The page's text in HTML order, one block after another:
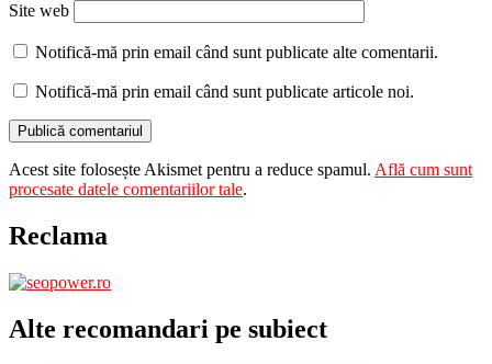
Site web
Notifică-mă prin email când sunt publicate alte comentarii.
Notifică-mă prin email când sunt publicate articole noi.
Acest site folosește Akismet pentru a reduce spamul. Află cum sunt
procesate datele comentariilor tale.
Reclama
Alte recomandari pe subiect